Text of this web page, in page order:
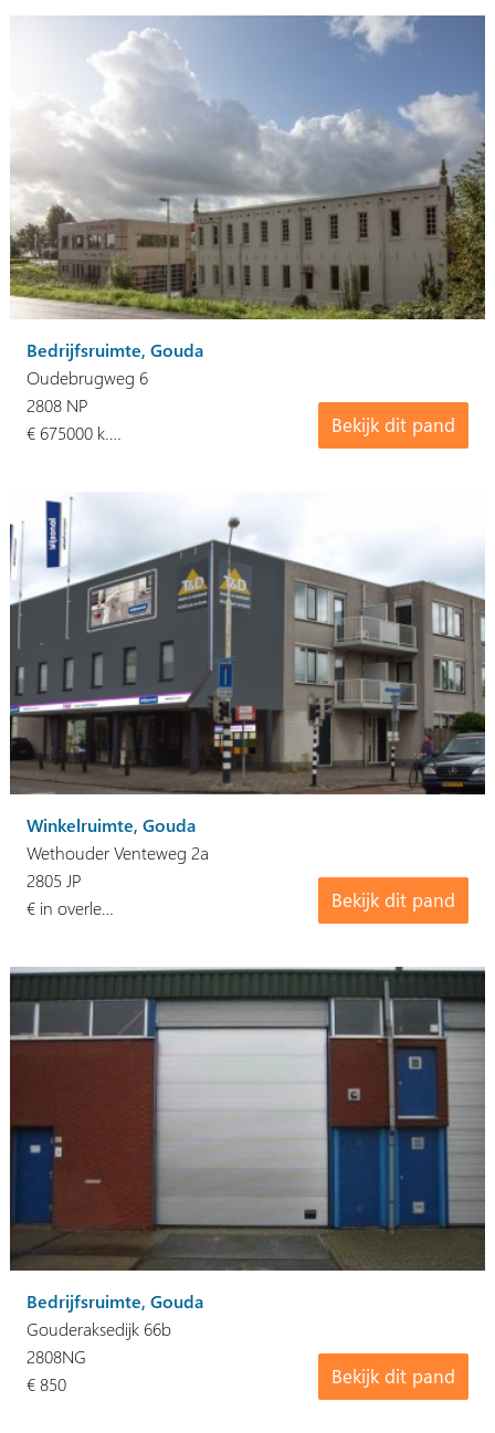
Bedrijfsruimte, Gouda
Oudebrugweg 6
Bekijk dit pand
2808 NP
€ 675000 k.…
Winkelruimte, Gouda
Wethouder Venteweg 2a
Bekijk dit pand
2805 JP
€ in overle…
Bedrijfsruimte, Gouda
Gouderaksedijk 66b
Bekijk dit pand
2808NG
€ 850